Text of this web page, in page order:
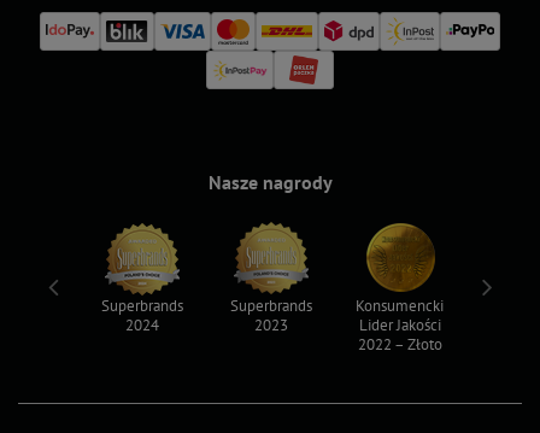
Nasze nagrody
Superbrands
2024
Superbrands
2023
Konsumencki
Lider Jakości
2022 – Złoto